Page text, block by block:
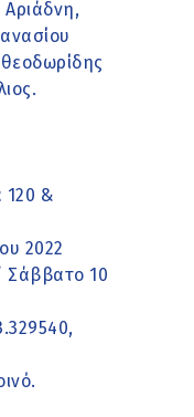
120 &
2022
Σάββατο 10